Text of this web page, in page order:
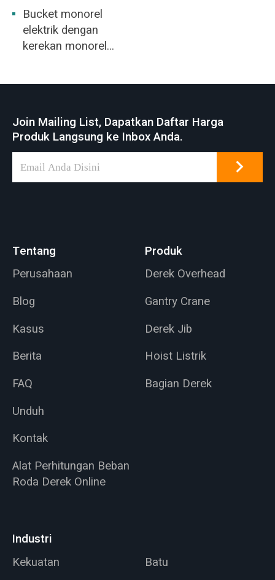
Bucket monorel
elektrik dengan
kerekan monorel
bara, gudang,
pembangkit listrik
termal. Pembuangan
limbah,
Join Mailing List, Dapatkan Daftar Harga
Produk Langsung ke Inbox Anda.
Tentang
Perusahaan
Blog
Kasus
Berita
FAQ
Unduh
Kontak
Alat Perhitungan Beban
Roda Derek Online
Produk
Derek Overhead
Gantry Crane
Derek Jib
Hoist Listrik
Bagian Derek
Industri
Kekuatan
Batu